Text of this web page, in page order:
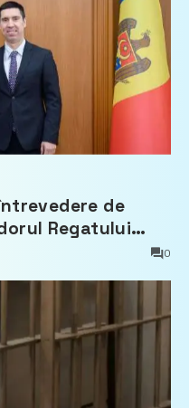
de
Regatului
0